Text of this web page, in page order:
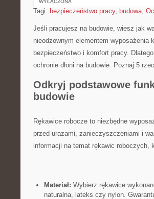
WYŁĄCZONA
Tagi: bezpieczeństwo pracy, budowa,
Jeśli pracujesz⁤ na budowie, wiesz jak
⁣nieodzownym elementem ⁣wyposażenia
bezpieczeństwo i komfort pracy.​
ochronie ‍dłoni na budowie. Poznaj⁢ 5
Odkryj podstawowe
budowie
Rękawice ​robocze ⁤to niezbędne
przed ⁢urazami, ⁢zanieczyszczeniami​ i
informacji na temat rękawic​ roboczych,
Materiał: Wybierz rękawice
naturalna, lateks czy nylon.